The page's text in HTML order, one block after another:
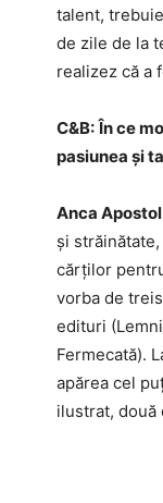
talent,
de zile de la
realizez că a
C&B: În ce
pasiunea și
Anca
și
cărților
vorba de
edituri
Fermecată).
apărea cel
ilustrat, două